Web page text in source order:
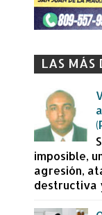
LAS MÁS
imposible,
agresión,
destructiva